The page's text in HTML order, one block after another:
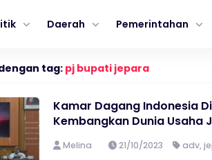
Daerah Pemerintahan
tag: pj bupati jepara
Kamar Dagang Indonesia
Kembangkan Dunia Usaha
Melina 21/10/2023 adv,